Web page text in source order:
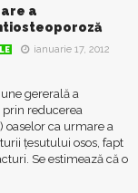
a
ianuarie 17, 2012
gererală a
reducerea
oaselor ca urmare a
țesutului osos, fapt
Se estimează că o